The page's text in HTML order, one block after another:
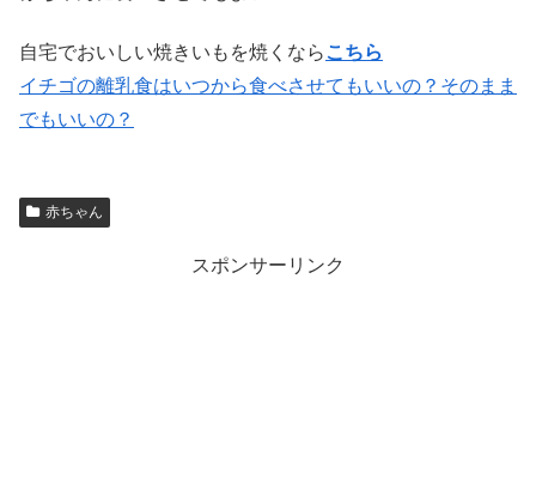
自宅でおいしい焼きいもを焼くなら こちら
イチゴの離乳食はいつから食べさせてもいいの？そのまま
でもいいの？
赤ちゃん
スポンサーリンク